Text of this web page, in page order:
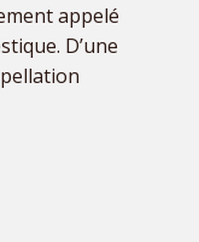
appelé
D’une